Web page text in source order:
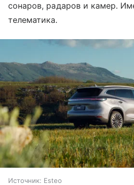
сонаров, радаров и камер.
телематика.
Источник: Esteo